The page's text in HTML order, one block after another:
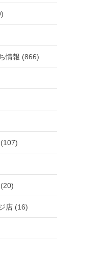
情報 (866)
店 (16)